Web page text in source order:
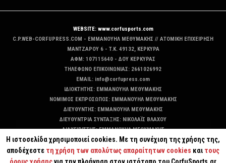
WEBSITE: www.corfusports.com
C.P.WEB-CORFUPRESS.COM - ΕΜΜΑΝΟΥΗΛ ΜΕΘΥΜΑΚΗΣ // ΑΤΟΜΙΚΗ ΕΠΙΧΕΙΡΗΣΗ
MANTZAΡΟΥ 6 - T.K. 49132, ΚΕΡΚΥΡΑ
ΑΦΜ: 107115640 - ΔΟΥ ΚΕΡΚΥΡΑΣ
ΤΗΛΕΦΩΝΟ ΕΠΙΚΟΙΝΩΝΙΑΣ: 2661026992
EMAIL: info@corfupress.com
ΙΔΙΟΚΤΗΤΗΣ: EMMANOYΗΛ ΜΕΘΥΜΑΚΗΣ
ΝΟΜΙΜΟΣ ΕΚΠΡΟΣΩΠΟΣ: EMMANOYΗΛ ΜΕΘΥΜΑΚΗΣ
ΔΙΕΥΘΥΝΤΗΣ: EMMANOYΗΛ ΜΕΘΥΜΑΚΗΣ
ΔΙΕΥΘΥΝΤΡΙΑ ΣΥΝΤΑΞΗΣ: ΝΙΚΟΛΑΪΣ ΒΛΑΧΟΥ
ΔΙΑΧΕΙΡΙΣΤΗΣ: EMMANOYΗΛ ΜΕΘΥΜΑΚΗΣ
ΔΙΚΑΙΟΥΧΟΣ DOMAIN: ΕΜΜΑΝΟΥΗΛ ΜΕΘΥΜΑΚΗΣ
Η ιστοσελίδα χρησιμοποιεί cookies. Με τη συνέχιση της χρήσης της,
αποδέχεστε τη χρήση των απολύτως απαραίτητων cookies και τους